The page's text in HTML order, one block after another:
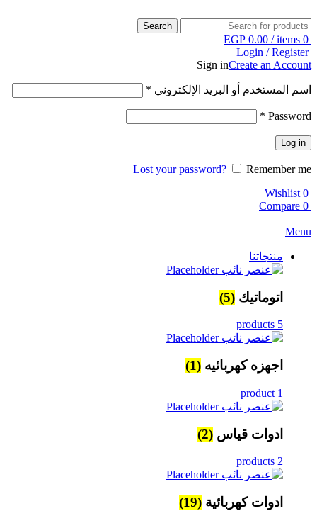
Search
0
items
/
EGP 0.00
Login / Register
Sign inCreate an Account
اسم المستخدم أو البريد الإلكتروني *
Password
*
Log in
Lost your password?
Remember me
0
Wishlist
0
Compare
Menu
منتجاتنا
اتوماتيك (5)
5 products
اجهزه كهربائيه (1)
1 product
ادوات قياس (2)
2 products
ادوات كهربائية (19)